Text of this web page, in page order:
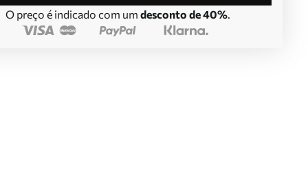
O preço é indicado com um desconto de 40%.